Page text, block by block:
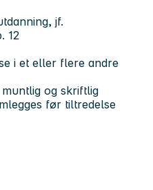
jf.
kap. 12
i et eller flere andre
og skriftlig
før tiltredelse
60 stp